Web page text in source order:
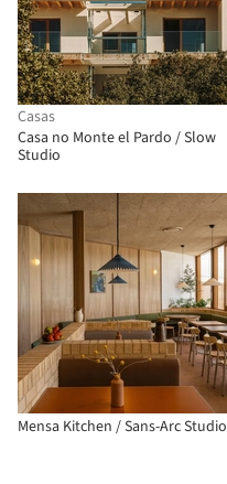
Casas
Casa no Monte el Pardo / Slow
Studio
Mensa Kitchen / Sans-Arc Studio